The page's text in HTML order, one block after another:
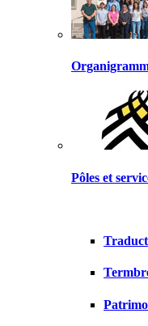
Pôles et